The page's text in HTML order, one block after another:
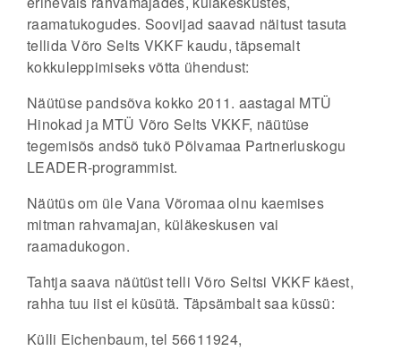
raamatukogudes. Soovijad saavad näitust tasuta
tellida Võro Selts VKKF kaudu, täpsemalt
kokkuleppimiseks võtta ühendust:
Näütüse pandsõva kokko 2011. aastagal MTÜ
Hinokad ja MTÜ Võro Selts VKKF, näütüse
tegemisõs andsõ tukõ Põlvamaa Partnerluskogu
LEADER-programmist.
Näütüs om üle Vana Võromaa olnu kaemises
mitman rahvamajan, küläkeskusen vai
raamadukogon.
Tahtja saava näütüst telli Võro Seltsi VKKF käest,
rahha tuu iist ei küsütä. Täpsämbalt saa küssü:
Külli Eichenbaum, tel 56611924,